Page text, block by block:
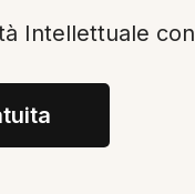
Intellettuale